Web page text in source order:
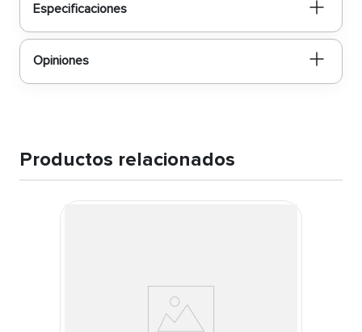
Especificaciones
Opiniones
Productos relacionados